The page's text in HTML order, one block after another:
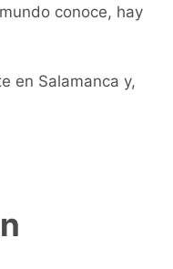
conoce, hay
en Salamanca y,